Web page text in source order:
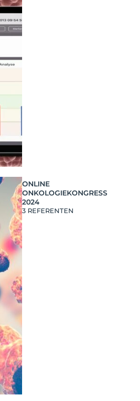
ONLINE
ONKOLOGIEKONGRESS
2024
3 REFERENTEN